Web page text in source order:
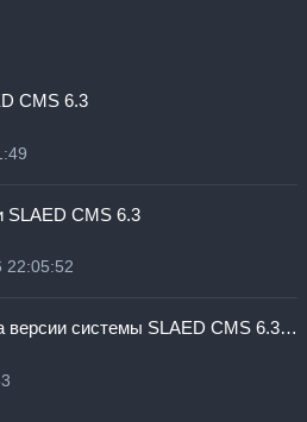
CMS 6.3
SLAED CMS 6.3
22:05:52
Тестируем релиз Pre-Alpha версии системы SLAED CMS 6.3 Pro